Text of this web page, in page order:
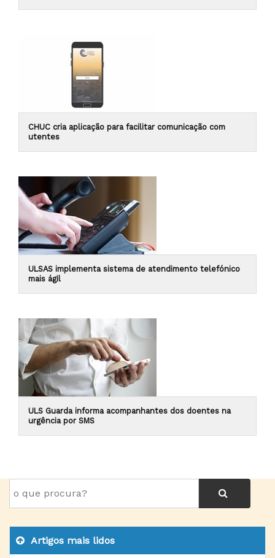
CHUC cria aplicação para facilitar comunicação com
utentes
ULSAS implementa sistema de atendimento telefónico
mais ágil
ULS Guarda informa acompanhantes dos doentes na
urgência por SMS
Artigos mais lidos